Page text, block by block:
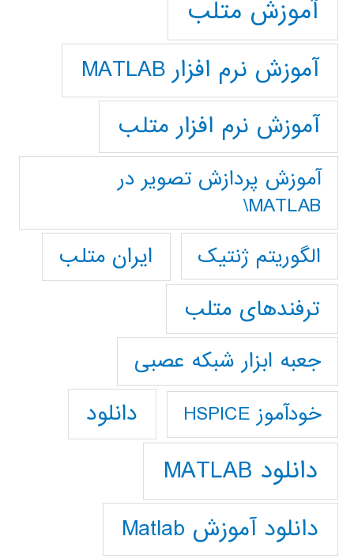
آموزش متلب
آموزش نرم افزار MATLAB
آموزش نرم افزار متلب
آموزش پردازش تصوير در
MATLAB\
الگوریتم ژنتیک
ایران متلب
ترفندهای متلب
جعبه ابزار شبکه عصبی
خودآموز HSPICE دانلود
دانلود MATLAB
دانلود آموزش Matlab